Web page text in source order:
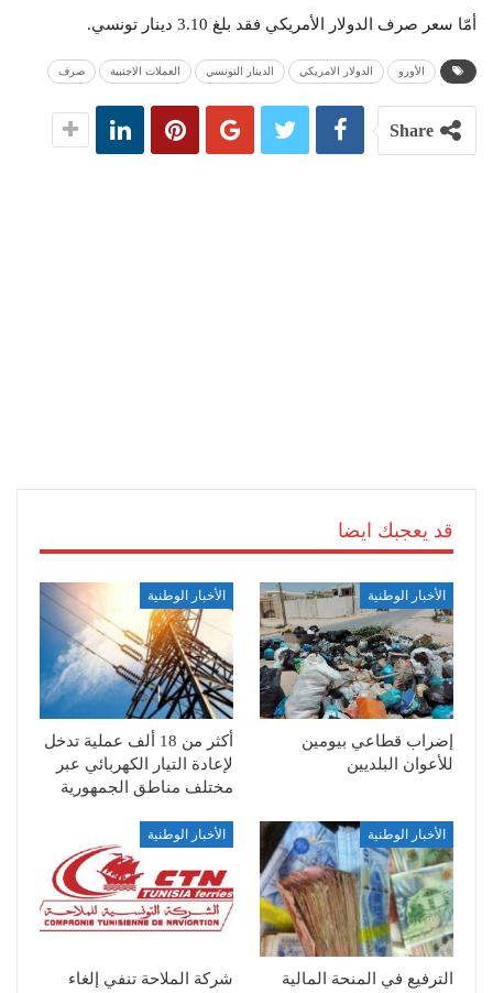
أمّا سعر صرف الدولار الأمريكي فقد بلغ 3.10 دينار تونسي.
الأورو الدولار الامريكي الدينار التونسي العملات الاجنبية صرف
Share
قد يعجبك ايضا
الأخبار الوطنية
إضراب قطاعي بيومين
للأعوان البلديين
الأخبار الوطنية
أكثر من 18 ألف عملية تدخل
لإعادة التيار الكهربائي عبر
مختلف مناطق الجمهورية
الأخبار الوطنية
الترفيع في المنحة المالية
الأخبار الوطنية
شركة الملاحة تنفي إلغاء